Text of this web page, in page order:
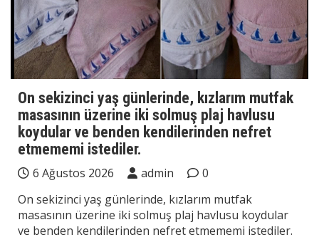
On sekizinci yaş günlerinde, kızlarım mutfak
masasının üzerine iki solmuş plaj havlusu
koydular ve benden kendilerinden nefret
etmememi istediler.
6 Ağustos 2026 admin
0
On sekizinci yaş günlerinde, kızlarım mutfak
masasının üzerine iki solmuş plaj havlusu koydular
ve benden kendilerinden nefret etmememi istediler.